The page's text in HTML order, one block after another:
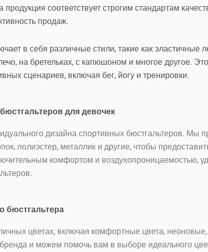
соответствует строгим стандартам
продаж.
в себя различные стили, такие как эластичные
на бретельках, с капюшоном и многое другое.
сценариев, включая бег, йогу и тренировки.
для девочек
дизайна спортивных бюстгальтеров. Мы
полиэстер, металлик и другие, чтобы
комфортом и воздухопроницаемостью,
бюстгальтера
цветах, включая комфортные цвета,
и можем помочь вам в выборе идеального